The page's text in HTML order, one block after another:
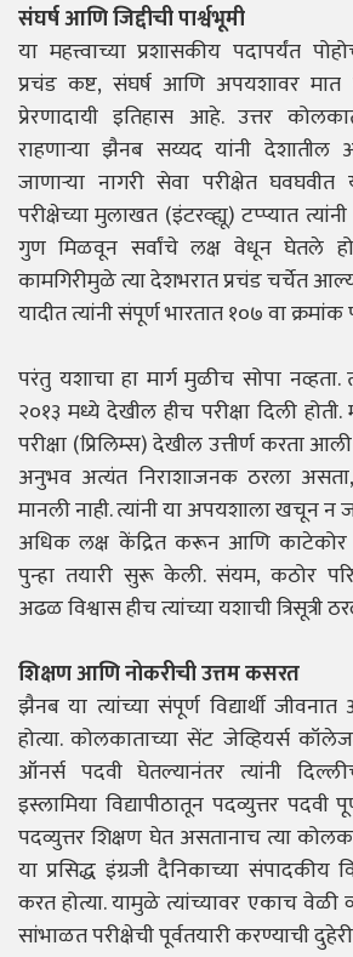
संघर्ष आणि जिद्दीची पार्श्वभूमी
या महत्त्वाच्या प्रशासकीय पदापर्यंत
प्रचंड कष्ट, संघर्ष आणि अपयशावर
प्रेरणादायी इतिहास आहे. उत्तर
राहणाऱ्या झैनब सय्यद यांनी देशातील
जाणाऱ्या नागरी सेवा परीक्षेत
परीक्षेच्या मुलाखत (इंटरव्ह्यू) टप्प्यात
गुण मिळवून सर्वांचे लक्ष वेधून घेतले
कामगिरीमुळे त्या देशभरात प्रचंड चर्चेत
यादीत त्यांनी संपूर्ण भारतात १०७ वा
परंतु यशाचा हा मार्ग मुळीच सोपा
२०१३ मध्ये देखील हीच परीक्षा दिली होती.
परीक्षा (प्रिलिम्स) देखील उत्तीर्ण करता
अनुभव अत्यंत निराशाजनक ठरला
मानली नाही. त्यांनी या अपयशाला खचून न
अधिक लक्ष केंद्रित करून आणि काटेकोर
पुन्हा तयारी सुरू केली. संयम, कठोर
अढळ विश्वास हीच त्यांच्या यशाची त्रिसूत्री
शिक्षण आणि नोकरीची उत्तम कसरत
झैनब या त्यांच्या संपूर्ण विद्यार्थी जीवनात
होत्या. कोलकाताच्या सेंट जेव्हियर्स
ऑनर्स पदवी घेतल्यानंतर त्यांनी
इस्लामिया विद्यापीठातून पदव्युत्तर
पदव्युत्तर शिक्षण घेत असतानाच त्या
या प्रसिद्ध इंग्रजी दैनिकाच्या संपादकीय
करत होत्या. यामुळे त्यांच्यावर एकाच वेळी
सांभाळत परीक्षेची पूर्वतयारी करण्याची